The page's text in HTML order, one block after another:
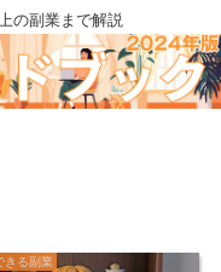
の副業まで解説
きる副業